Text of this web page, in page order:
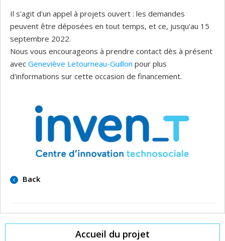
Il s'agit d'un appel à projets ouvert : les demandes
peuvent être déposées en tout temps, et ce, jusqu'au 15
septembre 2022.
Nous vous encourageons à prendre contact dès à présent
avec Geneviève Letourneau-Guillon pour plus
d'informations sur cette occasion de financement.
Back
Accueil du projet